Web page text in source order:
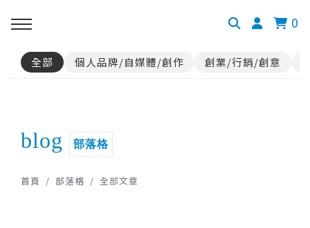
0
全部 個人品牌/自媒體/創作 創業/行銷/創意
blog 部落格
首頁 部落格 全部文章